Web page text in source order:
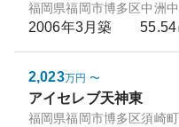
福岡県福岡市博多区中洲
2006年3月築 55.54
2,023万円 〜
アイセレブ天神東
福岡県福岡市博多区須崎